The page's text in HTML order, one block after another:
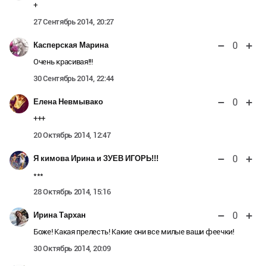
+
27 Сентябрь 2014, 20:27
Касперская Марина 0
Очень красивая!!!
30 Сентябрь 2014, 22:44
Елена Невмывако 0
+++
20 Октябрь 2014, 12:47
Я кимова Ирина и ЗУЕВ ИГОРЬ!!! 0
***
28 Октябрь 2014, 15:16
Ирина Тархан 0
Боже! Какая прелесть! Какие они все милые ваши феечки!
30 Октябрь 2014, 20:09